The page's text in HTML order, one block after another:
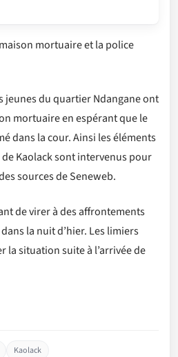
mortuaire et la police
jeunes du quartier Ndangane ont
mortuaire en espérant que le
dans la cour. Ainsi les éléments
Kaolack sont intervenus pour
sources de Seneweb.
de virer à des affrontements
la nuit d’hier. Les limiers
la situation suite à l’arrivée de
Kaolack